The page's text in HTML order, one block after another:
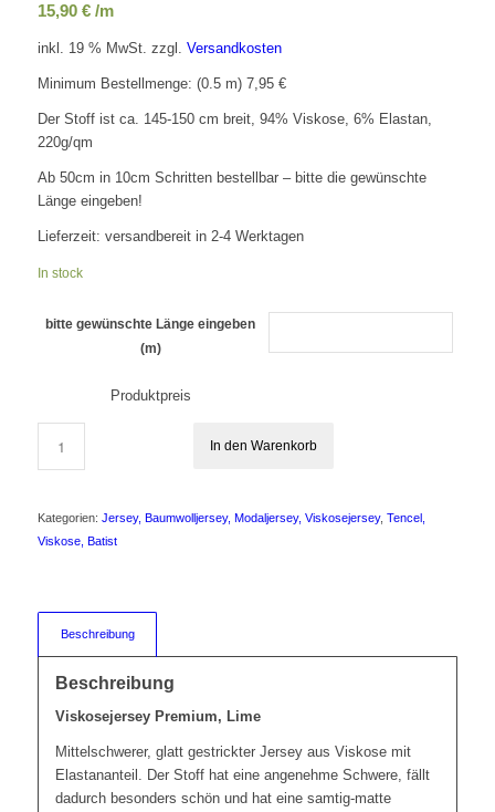
15,90 €/m
inkl. 19 % MwSt. zzgl. Versandkosten
Minimum Bestellmenge: (0.5 m) 7,95 €
Der Stoff ist ca. 145-150 cm breit, 94% Viskose, 6% Elastan,
220g/qm
Ab 50cm in 10cm Schritten bestellbar – bitte die gewünschte
Länge eingeben!
Lieferzeit: versandbereit in 2-4 Werktagen
In stock
bitte gewünschte Länge eingeben
(m)
Produktpreis
In den Warenkorb
Kategorien: Jersey, Baumwolljersey, Modaljersey, Viskosejersey, Tencel,
Viskose, Batist
Beschreibung
Beschreibung
Viskosejersey Premium, Lime
Mittelschwerer, glatt gestrickter Jersey aus Viskose mit
Elastananteil. Der Stoff hat eine angenehme Schwere, fällt
dadurch besonders schön und hat eine samtig-matte